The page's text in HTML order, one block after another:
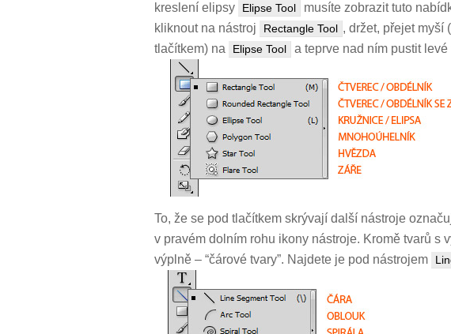
kreslení elipsy
Elipse Tool
musíte zobrazit tuto
kliknout na nástroj
Rectangle Tool , držet, přejet myší
tlačítkem) na
Elipse Tool a teprve nad ním pustit levé
To, že se pod tlačítkem skrývají další nástroje
v pravém dolním rohu ikony nástroje. Kromě tvarů s
výplně – “čárové tvary”. Najdete je pod nástrojem